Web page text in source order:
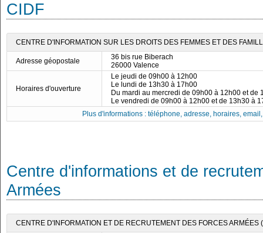
CIDF
CENTRE D'INFORMATION SUR LES DROITS DES FEMMES ET DES
Adresse géopostale
36 bis rue Biberach
26000 Valence
Horaires d'ouverture
Le jeudi de 09h00 à 12h00
Le lundi de 13h30 à 17h00
Du mardi au mercredi de 09h00 à 12h00 et de
Le vendredi de 09h00 à 12h00 et de 13h30 à
Plus d'informations : téléphone, adresse, horaires,
Centre d'informations et de
Armées
CENTRE D'INFORMATION ET DE RECRUTEMENT DES FORCES ARMÉES